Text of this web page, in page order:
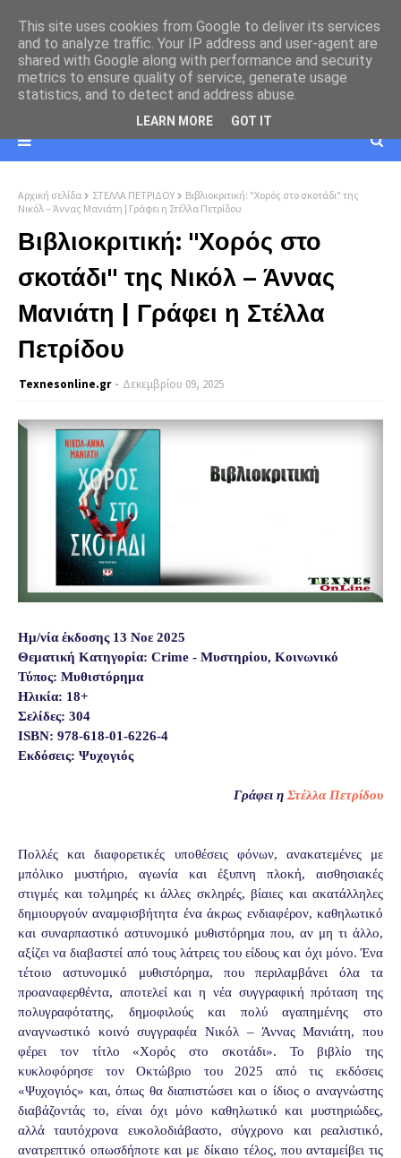
Αρχική σελίδα ΣΤΕΛΛΑ ΠΕΤΡΙΔΟΥ
Βιβλιοκριτική: "Χορός στο σκοτάδι" της
Νικόλ – Άννας Μανιάτη | Γράφει η Στέλλα Πετρίδου
Βιβλιοκριτική: "Χορός στο
σκοτάδι" της Νικόλ – Άννας
Μανιάτη | Γράφει η Στέλλα
Πετρίδου
Texnesοnline.gr Δεκεμβρίου 09, 2025
Ημ/νία έκδοσης 13 Νοε 2025
Θεματική Κατηγορία: Crime - Μυστηρίου, Κοινωνικό
Τύπος: Μυθιστόρημα
Ηλικία: 18+
Σελίδες: 304
ISBN: 978-618-01-6226-4
Εκδόσεις: Ψυχογιός
Γράφει η Στέλλα Πετρίδου
Πολλές και διαφορετικές υποθέσεις φόνων, ανακατεμένες με
μπόλικο μυστήριο, αγωνία και έξυπνη πλοκή, αισθησιακές
στιγμές και τολμηρές κι άλλες σκληρές, βίαιες και ακατάλληλες
δημιουργούν αναμφισβήτητα ένα άκρως ενδιαφέρον, καθηλωτικό
και συναρπαστικό αστυνομικό μυθιστόρημα που, αν μη τι άλλο,
αξίζει να διαβαστεί από τους λάτρεις του είδους και όχι μόνο. Ένα
τέτοιο αστυνομικό μυθιστόρημα, που περιλαμβάνει όλα τα
προαναφερθέντα, αποτελεί και η νέα συγγραφική πρόταση της
πολυγραφότατης, δημοφιλούς και πολύ αγαπημένης στο
αναγνωστικό κοινό συγγραφέα Νικόλ – Άννας Μανιάτη, που
φέρει τον τίτλο «Χορός στο σκοτάδι». Το βιβλίο της
κυκλοφόρησε τον Οκτώβριο του 2025 από τις εκδόσεις
«Ψυχογιός» και, όπως θα διαπιστώσει και ο ίδιος ο αναγνώστης
διαβάζοντάς το, είναι όχι μόνο καθηλωτικό και μυστηριώδες,
αλλά ταυτόχρονα ευκολοδιάβαστο, σύγχρονο και ρεαλιστικό,
ανατρεπτικό οπωσδήποτε και με δίκαιο τέλος, που ανταμείβει τις
This site uses cookies from Google to deliver its services
and to analyze traffic. Your IP address and user-agent are
shared with Google along with performance and security
metrics to ensure quality of service, generate usage
statistics, and to detect and address abuse.
LEARN MORE GOT IT